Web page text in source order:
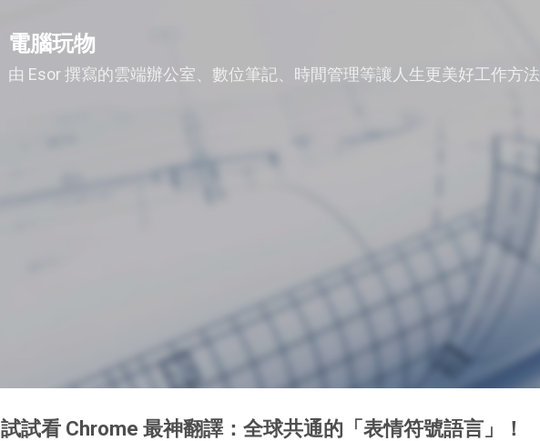
電腦玩物
由 Esor 撰寫的雲端辦公室、數位筆記、時間管理等讓人生更美好工作方法
試試看 Chrome 最神翻譯：全球共通的「表情符號語言」！